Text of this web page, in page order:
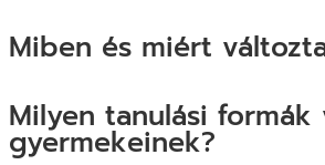
Miben és miért
Milyen tanulási formák
gyermekeinek?